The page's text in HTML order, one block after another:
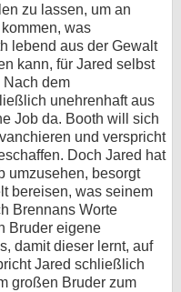
zu lassen, um an
was
lebend aus der Gewalt
kann, für Jared selbst
Nach dem
unehrenhaft aus
Job da. Booth will sich
und verspricht
Doch Jared hat
umzusehen, besorgt
bereisen, was seinem
Brennans Worte
Bruder eigene
damit dieser lernt, auf
Jared schließlich
großen Bruder zum